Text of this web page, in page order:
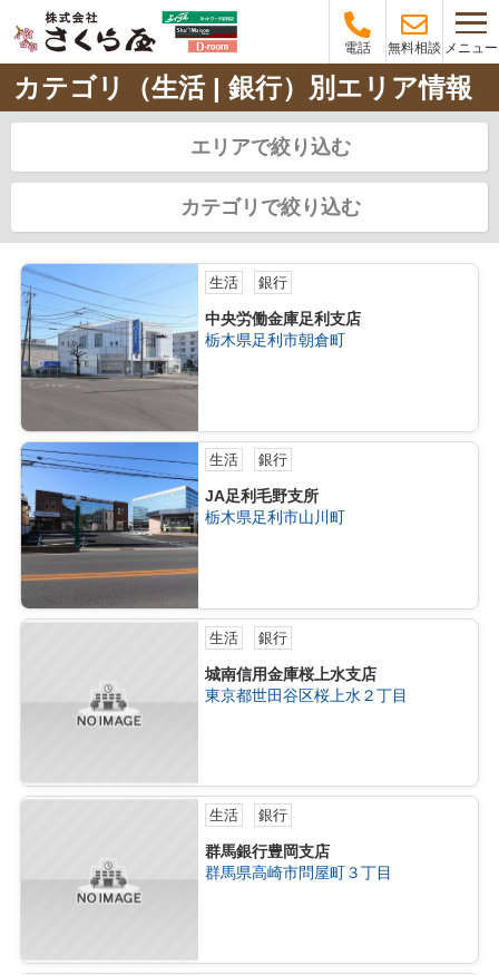
電話 無料相談 メニュー
カテゴリ（生活 | 銀行）別エリア情報
エリアで絞り込む
カテゴリで絞り込む
生活 銀行
中央労働金庫足利支店
栃木県足利市朝倉町
生活 銀行
JA足利毛野支所
栃木県足利市山川町
生活 銀行
城南信用金庫桜上水支店
東京都世田谷区桜上水２丁目
生活 銀行
群馬銀行豊岡支店
群馬県高崎市問屋町３丁目